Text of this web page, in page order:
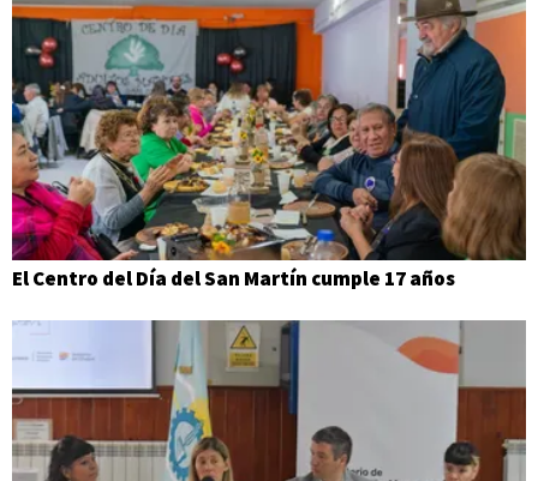
El Centro del Día del San Martín cumple 17 años